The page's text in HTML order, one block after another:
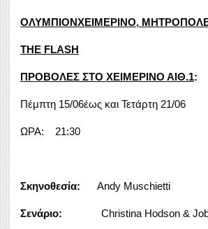
ΟΛΥΜΠΙΟΝΧΕΙΜΕΡΙΝΟ,
THE FLASH
ΠΡΟΒΟΛΕΣ ΣΤΟ ΧΕΙΜΕΡΙΝΟ ΑΙΘ.1:
Πέμπτη 15/06έως και Τετάρτη 21/06
ΩΡΑ: 21:30
Σκηνοθεσία: Andy Muschietti
Σενάριο: Christina Hodson &